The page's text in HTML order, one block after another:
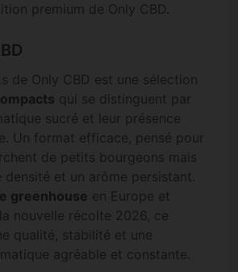
premium de Only CBD.
de Only CBD est une sélection
qui se distinguent par
sucré et leur présence
Un format efficace, pensé pour
de petits bourgeons mais
densité et un arôme persistant.
greenhouse en Europe et
nouvelle récolte 2026, ce
qualité, stabilité et une
agréable et constante.